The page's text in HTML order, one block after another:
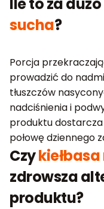
Ile to za dużo
sucha?
Porcja
prowadzić do
tłuszczów
nadciśnienia i
produktu dostarcza
połowę dziennego
Czy
zdrowsza
produktu?